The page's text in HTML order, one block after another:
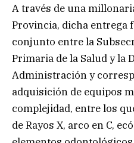
A través de una
Provincia, dicha entrega
conjunto entre la
Primaria de la Salud y la
Administración y
adquisición de equipos
complejidad, entre los
de Rayos X, arco en C,